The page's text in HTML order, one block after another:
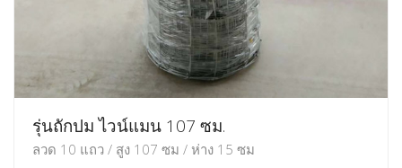
รุ่นถักปม ไวน์แมน 107 ซม.
ลวด 10 แถว / สูง 107 ซม / ห่าง 15 ซม